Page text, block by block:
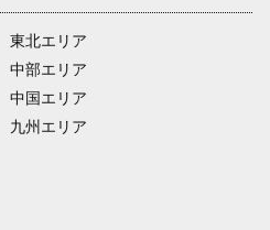
東北エリア
中部エリア
中国エリア
九州エリア